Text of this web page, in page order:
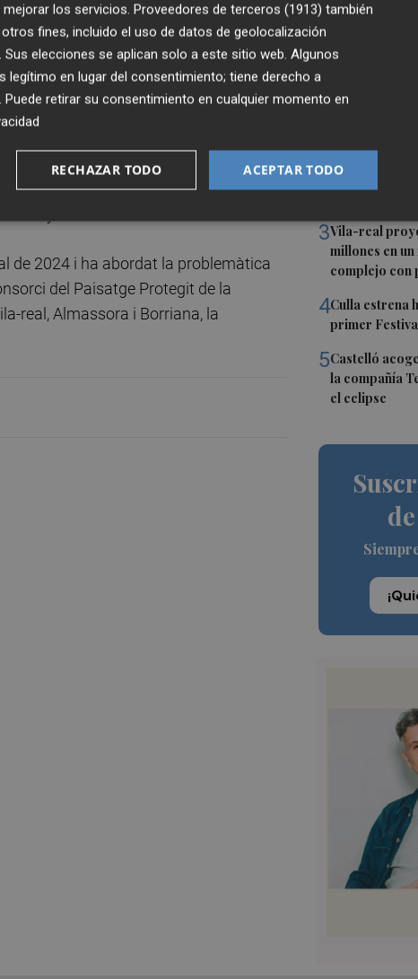
Últimas
1
PortCastelló
conservación
autóctona
2 Previsión
ocupación
agosto: los
3Vila-real
millones en
complejo con
4Culla estrena
primer
5Castelló
la compañía
el eclipse
física dels banyistes. No obstant
i des dels diferents municipis que
Millars. Davant aquesta situació, la
i Interior per a sol·licitar-li
la Generalitat advertint del risc.
permetria als municipis actuar
Monferrer.
de 2024 i ha abordat la problemàtica
del Paisatge Protegit de la
real, Almassora i Borriana, la
los servicios. Proveedores de terceros (1913) también
fines, incluido el uso de datos de geolocalización
elecciones se aplican solo a este sitio web. Algunos
legítimo en lugar del consentimiento; tiene derecho a
. Puede retirar su consentimiento en cualquier momento en
ACEPTAR TODO
RECHAZAR TODO